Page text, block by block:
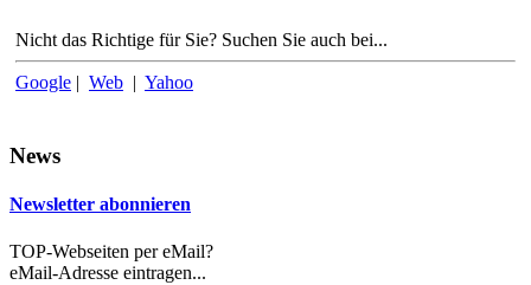
Nicht das Richtige für Sie? Suchen Sie auch bei...
Google | Web | Yahoo
News
Newsletter abonnieren
TOP-Webseiten per eMail?
eMail-Adresse eintragen...